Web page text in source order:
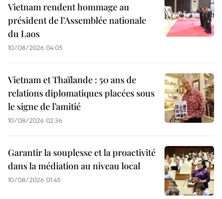
Vietnam rendent hommage au
président de l’Assemblée nationale
du Laos
10/08/2026 04:05
Vietnam et Thaïlande : 50 ans de
relations diplomatiques placées sous
le signe de l’amitié
10/08/2026 02:36
Garantir la souplesse et la proactivité
dans la médiation au niveau local
10/08/2026 01:45